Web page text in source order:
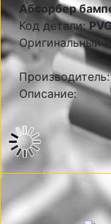
Абсорбер
Код детали:
Оригинальный
Описание: